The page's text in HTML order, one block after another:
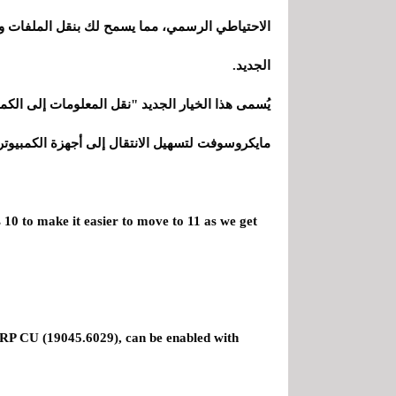
الاحتياطي الرسمي، مما يسمح لك بنقل الملفات
الجديد.
يُسمى هذا الخيار الجديد "نقل المعلومات إلى
مايكروسوفت لتسهيل الانتقال إلى أجهزة الكمبيوتر
to make it easier to move to 11 as we get
CU (19045.6029), can be enabled with